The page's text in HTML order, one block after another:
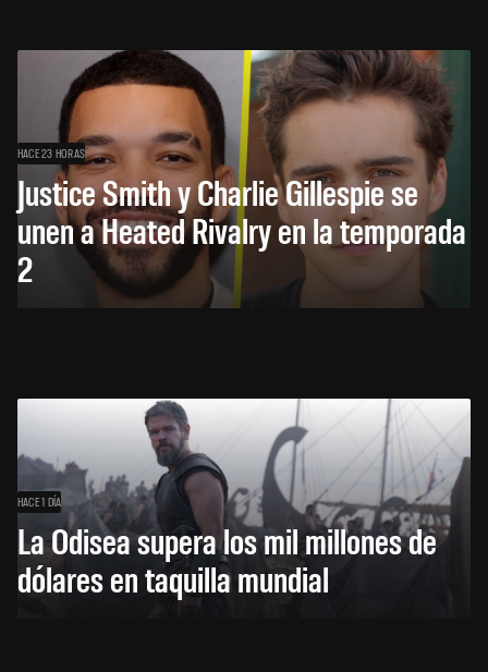
HACE 23 HORAS
Justice Smith y Charlie Gillespie se
unen a Heated Rivalry en la temporada
2
HACE 1 DÍA
La Odisea supera los mil millones de
dólares en taquilla mundial